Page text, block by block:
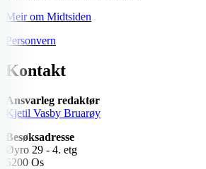
Meir om Midtsiden
Personvern
Kontakt
Ansvarleg redaktør
Kjetil Vasby Bruarøy
Besøksadresse
Øyro 29 - 4. etg
5200 Os